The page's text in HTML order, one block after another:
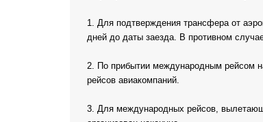
1. Для подтверждения трансфера от
дней до даты заезда. В противном
2. По прибытии международным рейсом
рейсов авиакомпаний.
3. Для международных рейсов,